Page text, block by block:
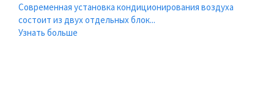
Современная установка кондиционирования воздуха
состоит из двух отдельных блок...
Узнать больше